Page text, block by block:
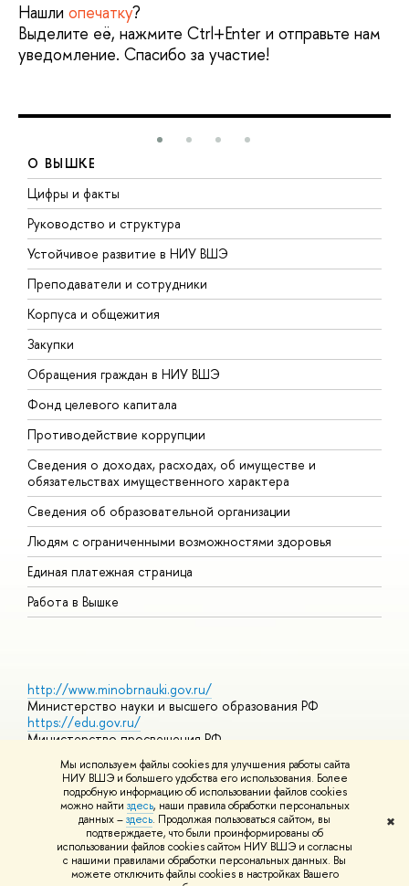
Мы используем файлы cookies для улучшения работы сайта
НИУ ВШЭ и большего удобства его использования. Более
подробную информацию об использовании файлов cookies
можно найти здесь, наши правила обработки персональных
данных –здесь. Продолжая пользоваться сайтом, вы
подтверждаете, что были проинформированы об
использовании файлов cookies сайтом НИУ ВШЭ и согласны
с нашими правилами обработки персональных данных. Вы
можете отключить файлы cookies в настройках Вашего
✖
Нашли опечатку?
Выделите её, нажмите Ctrl+Enter и отправьте нам
уведомление. Спасибо за участие!
О ВЫШКЕ
Цифры и факты
Руководство и структура
Устойчивое развитие в НИУ ВШЭ
Преподаватели и сотрудники
Корпуса и общежития
Закупки
Обращения граждан в НИУ ВШЭ
Фонд целевого капитала
Противодействие коррупции
Сведения о доходах, расходах, об имуществе и
обязательствах имущественного характера
Сведения об образовательной организации
Людям с ограниченными возможностями здоровья
Единая платежная страница
Работа в Вышке
http://www.minobrnauki.gov.ru/
Министерство науки и высшего образования РФ
https://edu.gov.ru/
Министерство просвещения РФ
https://elearning.hse.ru/mooc
Массовые открытые онлайн-курсы
© НИУ ВШЭ 1993–2026 Адреса и контактыУсловия
использования материалов Политика конфиденциальности
Шрифты HSE Sans и HSE Slab разработаны вШколе дизайна НИУ